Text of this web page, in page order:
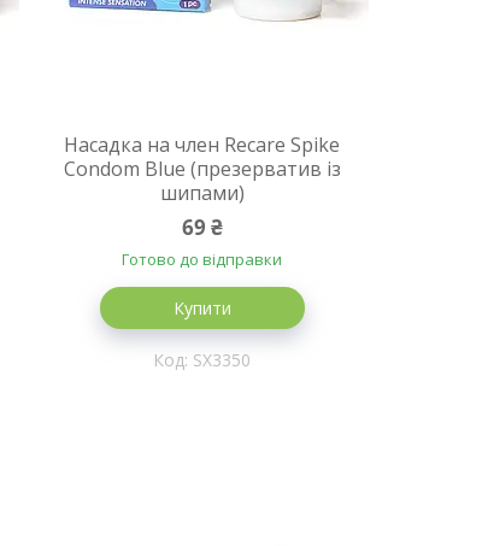
Насадка на член Recare Spike
Condom Blue (презерватив із
шипами)
69 ₴
Готово до відправки
Купити
SX3350